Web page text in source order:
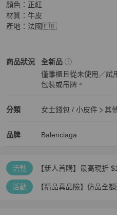
顏色：正紅
材質：牛皮
產地：法國🇫🇷
商品狀況
Balenciaga女士錢包 / 小皮件
全新品
僅離櫃且從未使用／試
包裝或吊牌。
分類
Balenciaga 女士錢包 / 小皮件 分類
女士錢包 / 小皮件
其
品牌
Balenciaga 精品女士錢包 / 小皮件
Balenciaga
Balenciaga 推薦清單
活動 【新人首購】最高現折
活動 【精品真品險】仿品全